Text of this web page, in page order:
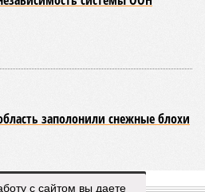
вопрос: если
модель (достраивать
сработала на
она не масштабируется на
техники на площадке,
по «Станции Л» ещё даже не
изменили ситуацию.
сроки» , – рассказывают
с сайтом вы даете